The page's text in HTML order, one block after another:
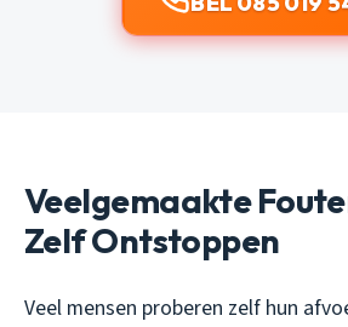
Veelgemaakte
Zelf Ontstoppen
Veel mensen proberen zelf hun